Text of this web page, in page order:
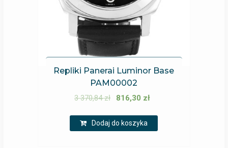
Repliki Panerai Luminor Base
PAM00002
3 370,84zł 816,30 zł
Dodaj do koszyka